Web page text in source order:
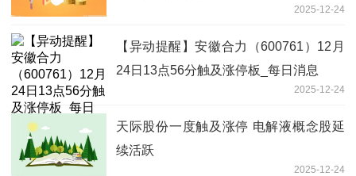
2025-12-24
【异动提醒】安徽合力（600761）12月
24日13点56分触及涨停板_每日消息
2025-12-24
天际股份一度触及涨停 电解液概念股延
续活跃
2025-12-24